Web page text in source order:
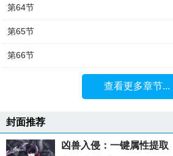
第64节
第65节
第66节
查看更多章节...
封面推荐
凶兽入侵：一键属性提取